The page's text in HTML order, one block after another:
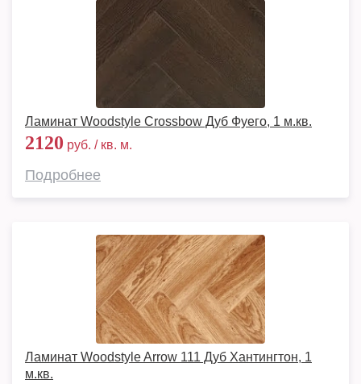
Ламинат Woodstyle Crossbow Дуб Фуего, 1 м.кв.
2120 руб. / кв. м.
Подробнее
Ламинат Woodstyle Arrow 111 Дуб Хантингтон, 1
м.кв.